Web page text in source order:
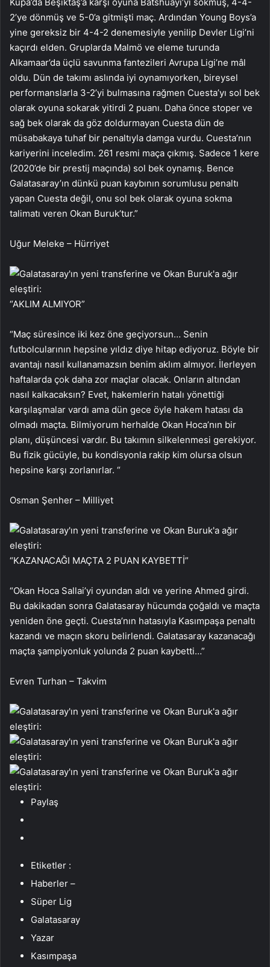
2’ye dönmüş ve 5-0’a gitmişti maç. Ardından Young Boys’a
yine gereksiz bir 4-4-2 denemesiyle yenilip Devler Ligi’ni
kaçırdı elden. Gruplarda Malmö ve eleme turunda
Alkamaar’da üçlü savunma fantezileri Avrupa Ligi’ne mâl
oldu. Dün de takımı aslında iyi oynamıyorken, bireysel
performanslarla 3-2’yi bulmasına rağmen Cuesta’yı sol bek
olarak oyuna sokarak yitirdi 2 puanı. Daha önce stoper ve
sağ bek olarak da göz doldurmayan Cuesta dün de
müsabakaya tuhaf bir penaltıyla damga vurdu. Cuesta’nın
kariyerini inceledim. 261 resmi maça çıkmış. Sadece 1 kere
(2020’de bir prestij maçında) sol bek oynamış. Bence
Galatasaray’ın dünkü puan kaybının sorumlusu penaltı
yapan Cuesta değil, onu sol bek olarak oyuna sokma
talimatı veren Okan Buruk’tur.”
Uğur Meleke – Hürriyet
“AKLIM ALMIYOR”
“Maç süresince iki kez öne geçiyorsun… Senin
futbolcularının hepsine yıldız diye hitap ediyoruz. Böyle bir
avantajı nasıl kullanamazsın benim aklım almıyor. İlerleyen
haftalarda çok daha zor maçlar olacak. Onların altından
nasıl kalkacaksın? Evet, hakemlerin hatalı yönettiği
karşılaşmalar vardı ama dün gece öyle hakem hatası da
olmadı maçta. Bilmiyorum herhalde Okan Hoca’nın bir
planı, düşüncesi vardır. Bu takımın silkelenmesi gerekiyor.
Bu fizik gücüyle, bu kondisyonla rakip kim olursa olsun
hepsine karşı zorlanırlar. “
Osman Şenher – Milliyet
“KAZANACAĞI MAÇTA 2 PUAN KAYBETTİ”
“Okan Hoca Sallai’yi oyundan aldı ve yerine Ahmed girdi.
Bu dakikadan sonra Galatasaray hücumda çoğaldı ve maçta
yeniden öne geçti. Cuesta’nın hatasıyla Kasımpaşa penaltı
kazandı ve maçın skoru belirlendi. Galatasaray kazanacağı
maçta şampiyonluk yolunda 2 puan kaybetti…”
Evren Turhan – Takvim
Paylaş
Etiketler :
Haberler –
Süper Lig
Galatasaray
Yazar
Kasımpaşa